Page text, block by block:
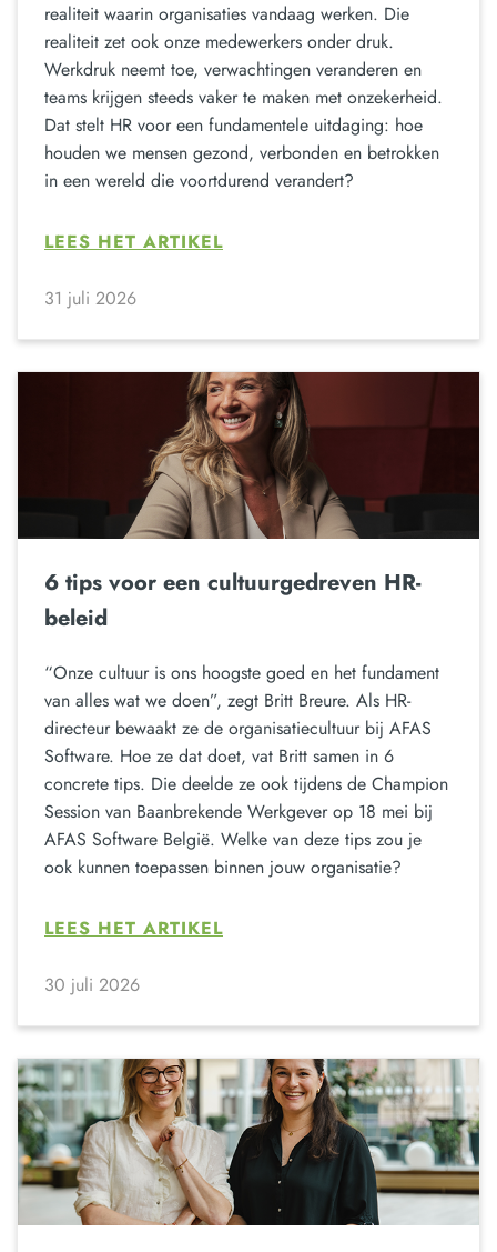
realiteit waarin organisaties vandaag werken. Die
realiteit zet ook onze medewerkers onder druk.
Werkdruk neemt toe, verwachtingen veranderen en
teams krijgen steeds vaker te maken met onzekerheid.
Dat stelt HR voor een fundamentele uitdaging: hoe
houden we mensen gezond, verbonden en betrokken
in een wereld die voortdurend verandert?
LEES HET ARTIKEL
31 juli 2026
6 tips voor een cultuurgedreven HR-
beleid
“Onze cultuur is ons hoogste goed en het fundament
van alles wat we doen”, zegt Britt Breure. Als HR-
directeur bewaakt ze de organisatiecultuur bij AFAS
Software. Hoe ze dat doet, vat Britt samen in 6
concrete tips. Die deelde ze ook tijdens de Champion
Session van Baanbrekende Werkgever op 18 mei bij
AFAS Software België. Welke van deze tips zou je
ook kunnen toepassen binnen jouw organisatie?
LEES HET ARTIKEL
30 juli 2026